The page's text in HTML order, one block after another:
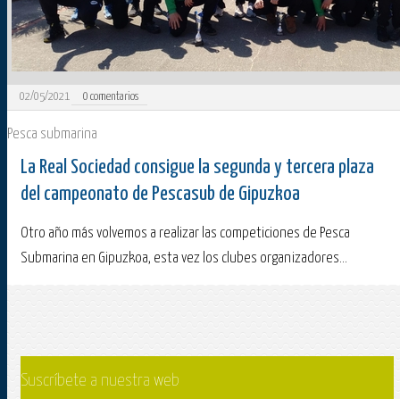
02/05/2021 0 comentarios
Pesca submarina
La Real Sociedad consigue la segunda y tercera plaza
del campeonato de Pescasub de Gipuzkoa
Otro año más volvemos a realizar las competiciones de Pesca
Submarina en Gipuzkoa, esta vez los clubes organizadores...
Suscríbete a nuestra web